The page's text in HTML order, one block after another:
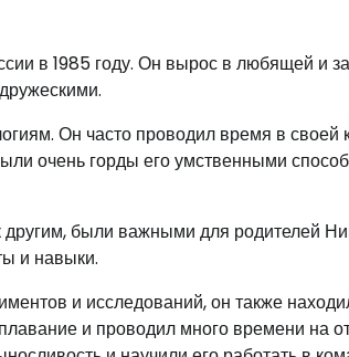
в 1985 году. Он вырос в любящей и
Он часто проводил время в своей
очень горды его умственными
другим, были важными для родителей
и навыки.
и исследований, он также
и проводил много времени на